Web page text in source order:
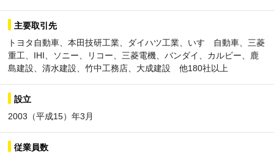
主要取引先
トヨタ自動車、本田技研工業、ダイハツ工業、いすゞ自動車、三菱
重工、IHI、ソニー、リコー、三菱電機、バンダイ、カルビー、鹿
島建設、清水建設、竹中工務店、大成建設 他180社以上
設立
2003（平成15）年3月
従業員数